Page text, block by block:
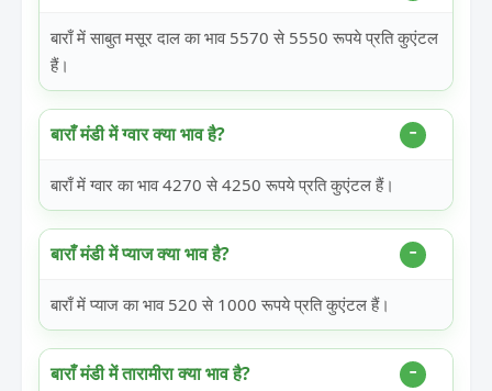
बाराँ में साबुत मसूर दाल का भाव 5570 से 5550 रूपये प्रति कुएंटल
हैं।
बाराँ मंडी में ग्वार क्या भाव है?
बाराँ में ग्वार का भाव 4270 से 4250 रूपये प्रति कुएंटल हैं।
बाराँ मंडी में प्याज क्या भाव है?
बाराँ में प्याज का भाव 520 से 1000 रूपये प्रति कुएंटल हैं।
बाराँ मंडी में तारामीरा क्या भाव है?